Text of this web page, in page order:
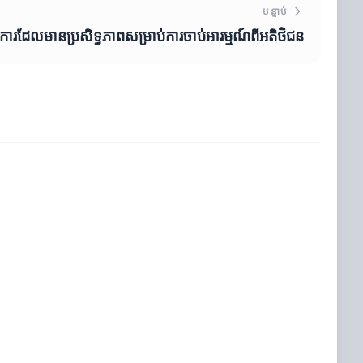
បន្ទាប់
ារដែលមានប្រសិទ្ធភាពសម្រាប់ការចាប់អារម្មណ៍ពីអតិថិជន